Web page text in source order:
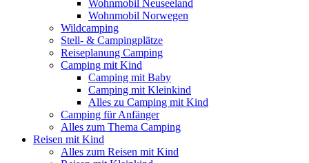
Wohnmobil Neuseeland
Wohnmobil Norwegen
Wildcamping
Stell- & Campingplätze
Reiseplanung Camping
Camping mit Kind
Camping mit Baby
Camping mit Kleinkind
Alles zu Camping mit Kind
Camping für Anfänger
Alles zum Thema Camping
Reisen mit Kind
Alles zum Reisen mit Kind